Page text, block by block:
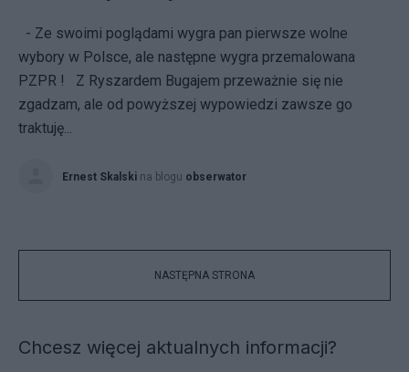
- Ze swoimi poglądami wygra pan pierwsze wolne
wybory w Polsce, ale następne wygra przemalowana
PZPR ! Z Ryszardem Bugajem przeważnie się nie
zgadzam, ale od powyższej wypowiedzi zawsze go
traktuję...
Ernest Skalski na blogu obserwator
NASTĘPNA STRONA
Chcesz więcej aktualnych informacji?